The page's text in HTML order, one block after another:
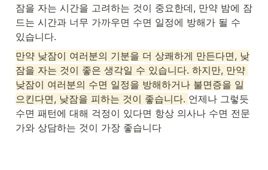
잠을 자는 시간을 고려하는 것이 중요한데, 만약 밤에 잠
드는 시간과 너무 가까우면 수면 일정에 방해가 될 수
있습니다.
만약 낮잠이 여러분의 기분을 더 상쾌하게 만든다면, 낮
잠을 자는 것이 좋은 생각일 수 있습니다. 하지만, 만약
낮잠이 여러분의 수면 일정을 방해하거나 불면증을 일
으킨다면, 낮잠을 피하는 것이 좋습니다. 언제나 그렇듯
수면 패턴에 대해 걱정이 있다면 항상 의사나 수면 전문
가와 상담하는 것이 가장 좋습니다